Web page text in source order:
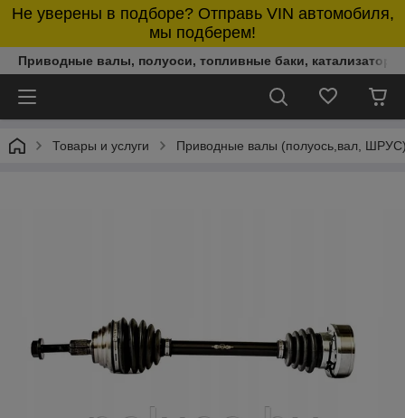
Не уверены в подборе? Отправь VIN автомобиля,
мы подберем!
Приводные валы, полуоси, топливные баки,
Товары и услуги Приводные валы (полуось,вал,